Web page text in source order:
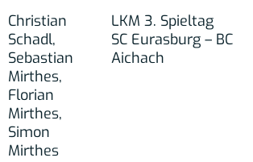
Christian
Schadl,
Sebastian
Mirthes,
Florian
Mirthes,
Simon
Mirthes
LKM 3. Spieltag
SC Eurasburg – BC
Aichach